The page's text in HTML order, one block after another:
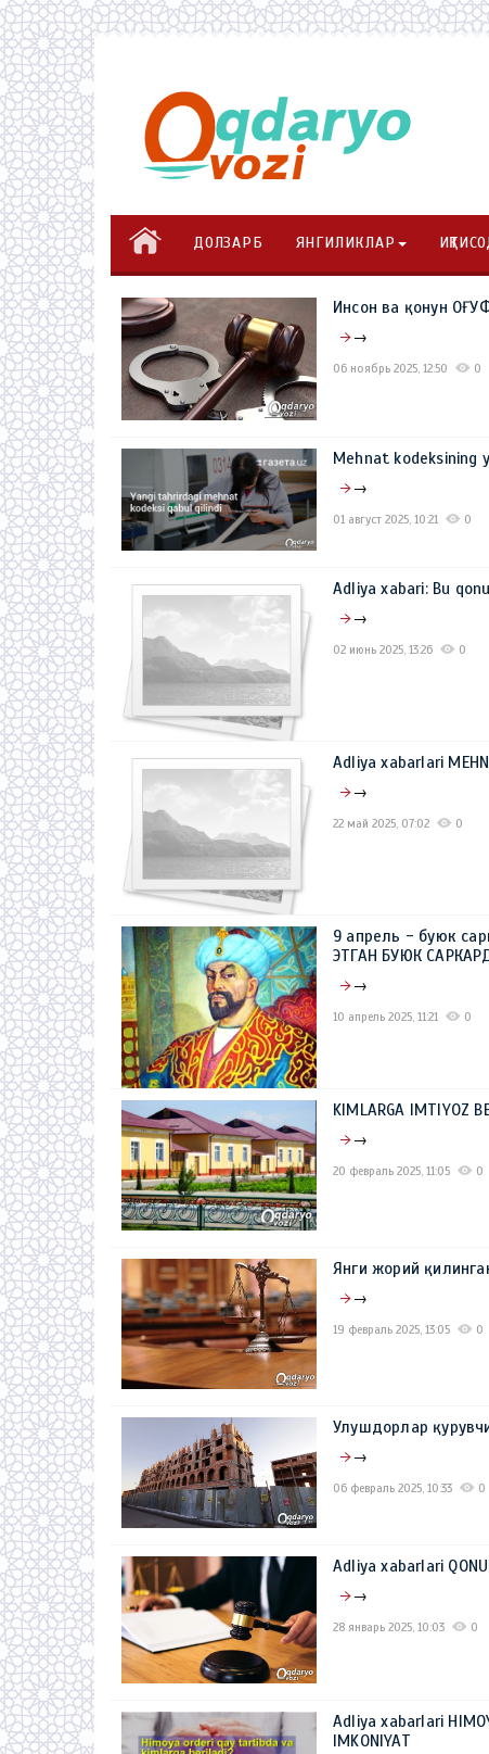
ДОЛЗАРБ ЯНГИЛИКЛАР
Инсон ва қонун
→
06 ноябрь 2025, 12:50 0
Mehnat kodeksining
→
01 август 2025, 10:21 0
Adliya xabari: Bu
→
02 июнь 2025, 13:26 0
Adliya xabarlari
→
22 май 2025, 07:02 0
9 апрель - буюк
ЭТГАН БУЮК
→
10 апрель 2025, 11:21 0
KIMLARGA IMTIYOZ
→
20 февраль 2025, 11:05 0
Янги жорий
→
19 февраль 2025, 13:05 0
Улушдорлар
→
06 февраль 2025, 10:33 0
Adliya xabarlari
→
28 январь 2025, 10:03 0
Adliya xabarlari
IMKONIYAT